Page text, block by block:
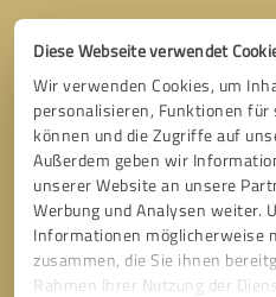
Diese Webseite verwendet
Wir verwenden Cookies, um
personalisieren, Funktionen für
können und die Zugriffe auf
Außerdem geben wir
unserer Website an unsere
Werbung und Analysen weiter.
Informationen möglicherweise
zusammen, die Sie ihnen
Rahmen Ihrer Nutzung der